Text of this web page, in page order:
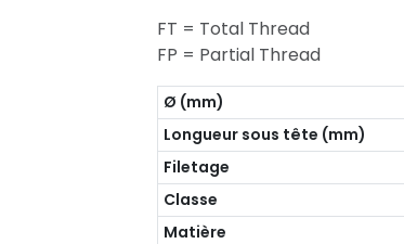
FT = Total Thread
FP = Partial Thread
Ø (mm)
Longueur sous tête (mm)
Filetage
Classe
Matière